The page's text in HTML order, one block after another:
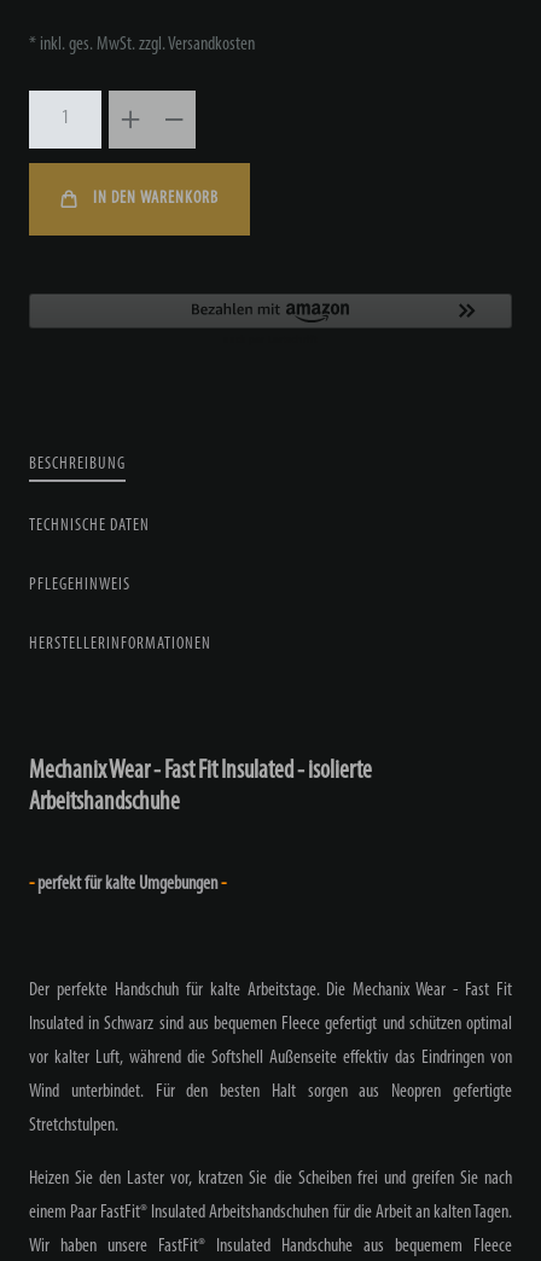
* inkl. ges. MwSt. zzgl.Versandkosten
IN DEN WARENKORB
BESCHREIBUNG
TECHNISCHE DATEN
PFLEGEHINWEIS
HERSTELLERINFORMATIONEN
Mechanix Wear - Fast Fit Insulated - isolierte
Arbeitshandschuhe
-perfekt für kalte Umgebungen-
Der perfekte Handschuh für kalte Arbeitstage. Die Mechanix Wear - Fast Fit
Insulated in Schwarz sind aus bequemen Fleece gefertigt und schützen optimal
vor kalter Luft, während die Softshell Außenseite effektiv das Eindringen von
Wind unterbindet. Für den besten Halt sorgen aus Neopren gefertigte
Stretchstulpen.
Heizen Sie den Laster vor, kratzen Sie die Scheiben frei und greifen Sie nach
einem Paar FastFit® Insulated Arbeitshandschuhen für die Arbeit an kalten Tagen.
Wir haben unsere FastFit® Insulated Handschuhe aus bequemem Fleece